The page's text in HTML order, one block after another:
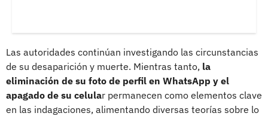
Las autoridades continúan investigando las circunstancias
de su desaparición y muerte. Mientras tanto, la
eliminación de su foto de perfil en WhatsApp y el
apagado de su celular permanecen como elementos clave
en las indagaciones, alimentando diversas teorías sobre lo